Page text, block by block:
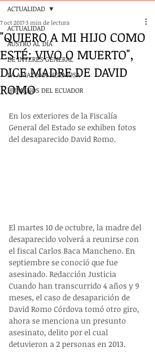
ACTUALIDAD
AUSTRO AL DÍA
DE INTERÉS GENERAL
LA AMAZONA HERMOSA
HUMANOS DEL ECUADOR
ACTUALIDAD
"QUIERO A MI HIJO COMO
ESTÉ: VIVO O MUERTO",
DICE MADRE DE DAVID
ROMO
7 oct 20173 min de lectura
En los exteriores de la Fiscalía
General del Estado se exhiben fotos
del desaparecido David Romo.
El martes 10 de octubre, la madre del
desaparecido volverá a reunirse con
el fiscal Carlos Baca Mancheno. En
septiembre se conoció que fue
asesinado. Redacción Justicia
Cuando han transcurrido 4 años y 9
meses, el caso de desaparición de
David Romo Córdova tomó otro giro,
ahora se menciona un presunto
asesinato, delito por el cual
detuvieron a 2 personas en 2013.